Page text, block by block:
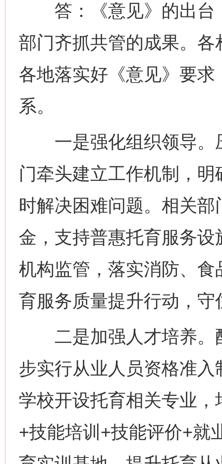
答：《意见》的出台
部门齐抓共管的成果。
各地落实好《意见》要求
系。
一是强化组织领导。
门牵头建立工作机制，
时解决困难问题。相关
金，支持普惠托育服务
机构监管，落实消防、
育服务质量提升行动，
二是加强人才培养。
步实行从业人员资格准
学校开设托育相关专业，
+技能培训+技能评价+就